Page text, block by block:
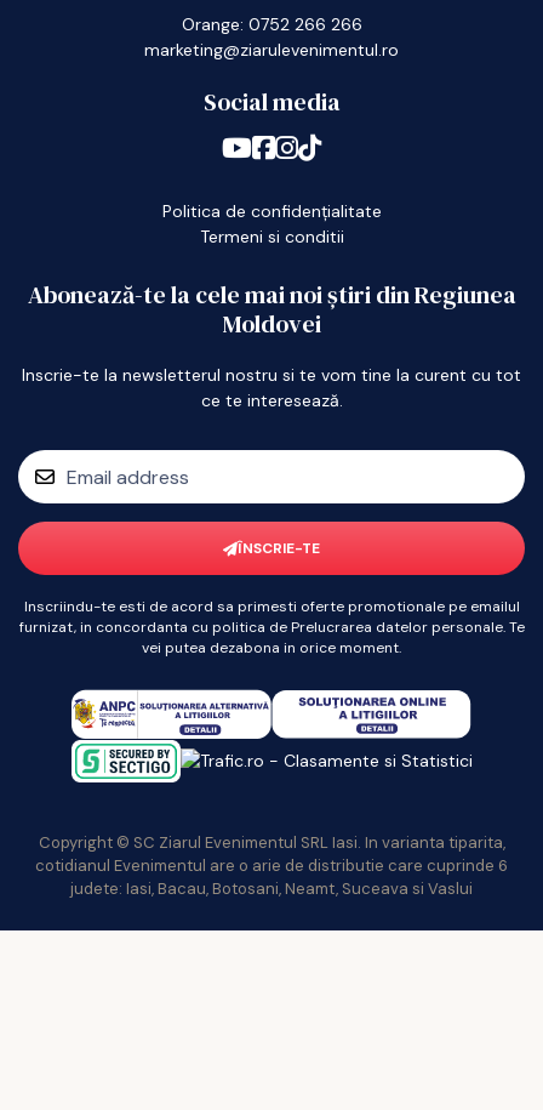
Orange: 0752 266 266
marketing@ziarulevenimentul.ro
Social media
Politica de confidențialitate
Termeni si conditii
Abonează-te la cele mai noi știri din Regiunea
Moldovei
Inscrie-te la newsletterul nostru si te vom tine la curent cu tot
ce te interesează.
ÎNSCRIE-TE
Inscriindu-te esti de acord sa primesti oferte promotionale pe emailul
furnizat, in concordanta cu politica de Prelucrarea datelor personale. Te
vei putea dezabona in orice moment.
Copyright © SC Ziarul Evenimentul SRL Iasi. In varianta tiparita,
cotidianul Evenimentul are o arie de distributie care cuprinde 6
judete: Iasi, Bacau, Botosani, Neamt, Suceava si Vaslui